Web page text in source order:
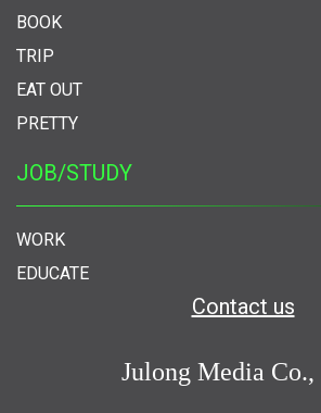
BOOK
TRIP
EAT OUT
PRETTY
JOB/STUDY
WORK
EDUCATE
Contact us
Julong Media